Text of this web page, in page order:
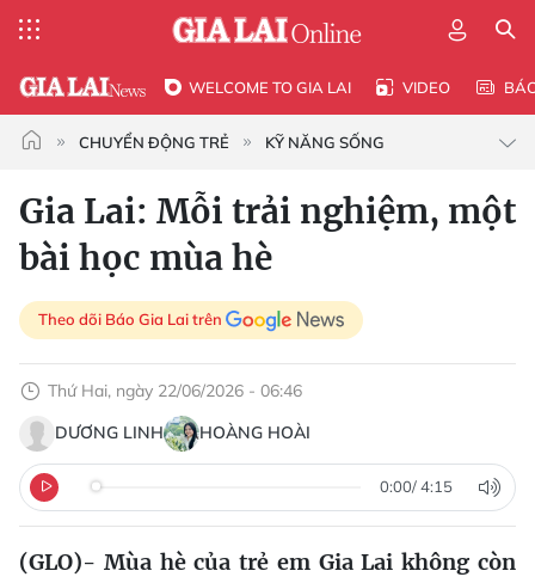
WELCOME TO GIA LAI VIDEO
CHUYỂN ĐỘNG TRẺ KỸ NĂNG SỐNG
Gia Lai: Mỗi trải nghiệm, một
bài học mùa hè
Theo dõi Báo Gia Lai trên
Thứ Hai, ngày 22/06/2026 - 06:46
DƯƠNG LINH
HOÀNG HOÀI
0:00/4:15
(GLO)- Mùa hè của trẻ em Gia Lai không còn